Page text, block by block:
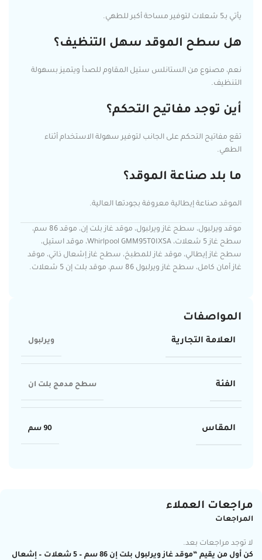
يأتي بـ5 شعلات لتوفير مساحة أكبر للطهي.
هل سطح الموقد سهل التنظيف؟
نعم، مصنوع من الستانلس ستيل المقاوم للصدأ ويتميز بسهولة
التنظيف.
أين توجد مفاتيح التحكم؟
تقع مفاتيح التحكم على الجانب لتوفير سهولة الاستخدام أثناء
الطهي.
ما بلد صناعة الموقد؟
الموقد صناعة إيطالية معروفة بجودتها العالية.
موقد ويرلبول، سطح غاز ويرلبول، موقد غاز بلت إن، موقد 86 سم،
سطح غاز 5 شعلات، Whirlpool GMM95T0IXSA، موقد استيل،
سطح غاز إيطالي، موقد غاز للمطبخ، سطح غاز إشعال ذاتي، موقد
غاز أمان كامل، سطح غاز ويرلبول 86 سم، موقد بلت إن 5 شعلات.
المواصفات
العلامة التجارية ويرلبول
الفئة سطح مدمج بلت ان
المقاس 90 سم
مراجعات العملاء
المراجعات
لا توجد مراجعات بعد.
كن أول من يقيم “موقد غاز ويرلبول بلت إن 86 سم – 5 شعلات – إشعال